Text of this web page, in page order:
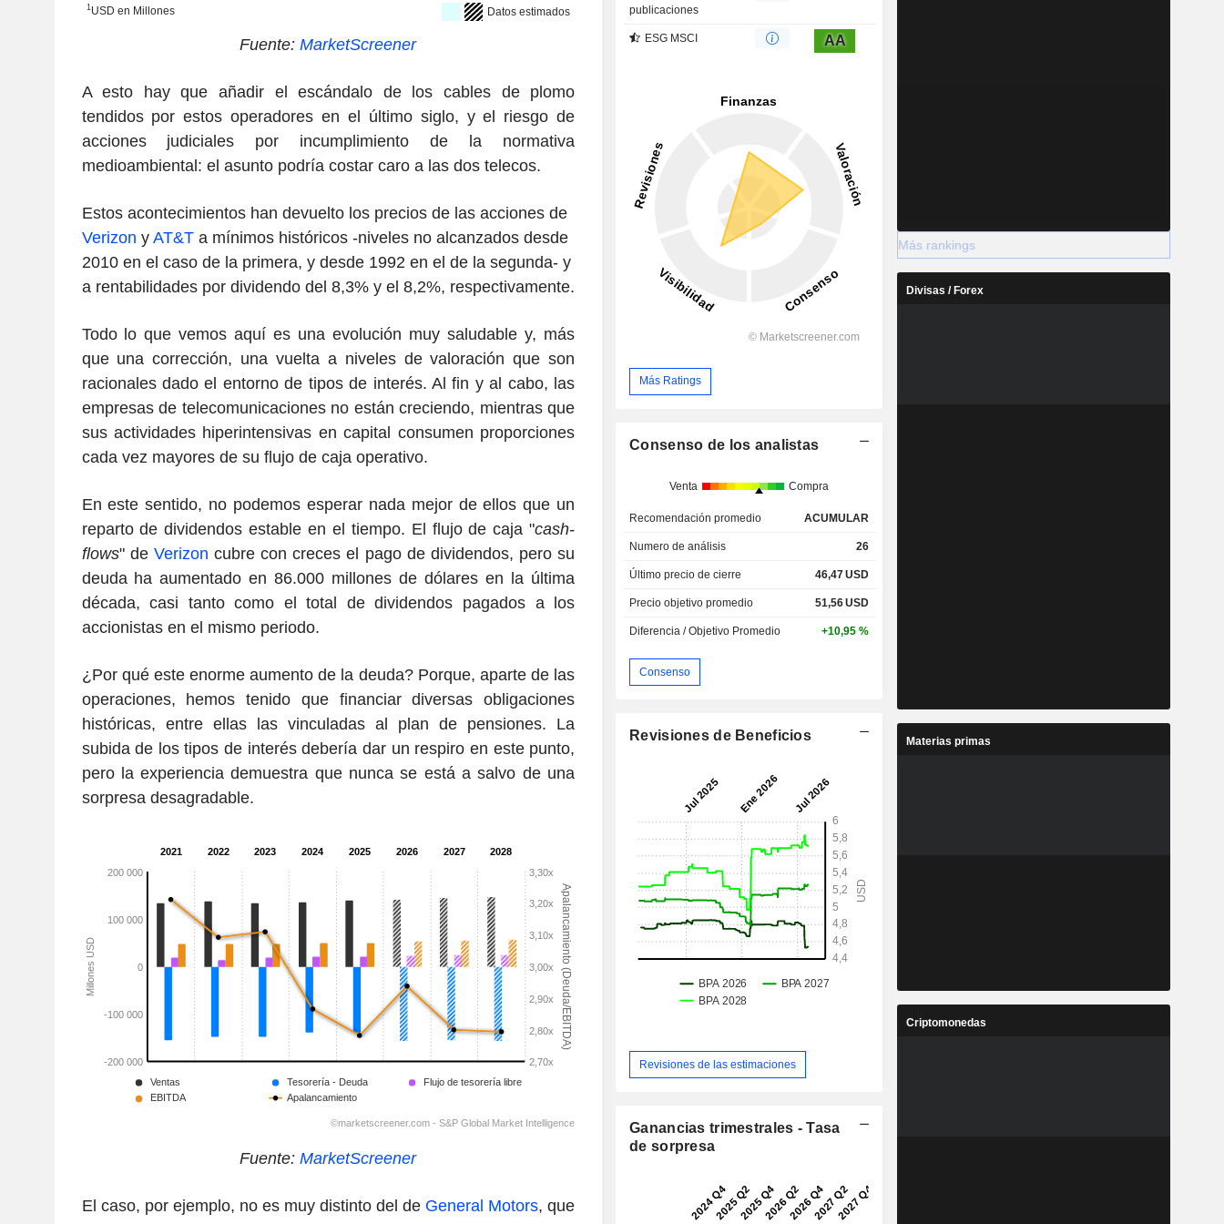
1USD en Millones Datos estimados
Fuente:MarketScreener
A esto hay que añadir el escándalo de los cables de plomo
tendidos por estos operadores en el último siglo, y el riesgo de
acciones judiciales por incumplimiento de la normativa
medioambiental: el asunto podría costar caro a las dos telecos.
Estos acontecimientos han devuelto los precios de las acciones de
Verizon yAT&Ta mínimos históricos -niveles no alcanzados desde
2010 en el caso de la primera, y desde 1992 en el de la segunda- y
a rentabilidades por dividendo del 8,3% y el 8,2%, respectivamente.
Todo lo que vemos aquí es una evolución muy saludable y, más
que una corrección, una vuelta a niveles de valoración que son
racionales dado el entorno de tipos de interés. Al fin y al cabo, las
empresas de telecomunicaciones no están creciendo, mientras que
sus actividades hiperintensivas en capital consumen proporciones
cada vez mayores de su flujo de caja operativo.
En este sentido, no podemos esperar nada mejor de ellos que un
reparto de dividendos estable en el tiempo. El flujo de caja "cash-
flows" de Verizon cubre con creces el pago de dividendos, pero su
deuda ha aumentado en 86.000 millones de dólares en la última
década, casi tanto como el total de dividendos pagados a los
accionistas en el mismo periodo.
¿Por qué este enorme aumento de la deuda? Porque, aparte de las
operaciones, hemos tenido que financiar diversas obligaciones
históricas, entre ellas las vinculadas al plan de pensiones. La
subida de los tipos de interés debería dar un respiro en este punto,
pero la experiencia demuestra que nunca se está a salvo de una
sorpresa desagradable.
Fuente:MarketScreener
El caso, por ejemplo, no es muy distinto del de General Motors, que
publicaciones
ESG MSCI AA
Más Ratings
Consenso de los analistas
Venta Compra
Recomendación promedio ACUMULAR
Numero de análisis 26
Último precio de cierre 46,47USD
Precio objetivo promedio 51,56USD
Diferencia / Objetivo Promedio +10,95 %
Consenso
Revisiones de Beneficios
Revisiones de las estimaciones
Ganancias trimestrales - Tasa
de sorpresa
Más rankings
Divisas / Forex
Materias primas
Criptomonedas